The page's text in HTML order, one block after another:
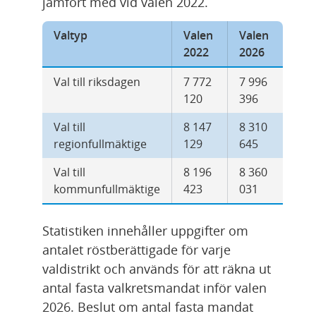
En jämförelse av antal röstberättigade vid valen
Valtyp
Valen
2022
Valen
2026
Val till riksdagen
7 772
120
7 996
396
Val till
regionfullmäktige
8 147
129
8 310
645
Val till
kommunfullmäktige
8 196
423
8 360
031
Statistiken innehåller uppgifter om
antalet röstberättigade för varje
valdistrikt och används för att räkna ut
antal fasta valkretsmandat inför valen
2026. Beslut om antal fasta mandat